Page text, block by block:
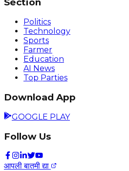
Politics
Technology
Sports
Farmer
Education
AI News
Top Parties
Download App
GOOGLE PLAY
Follow Us
आपली बातमी द्या